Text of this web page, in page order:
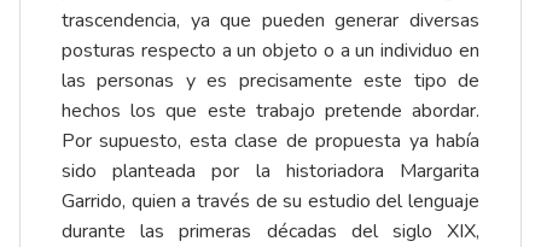
trascendencia, ya que pueden generar diversas
posturas respecto a un objeto o a un individuo en
las personas y es precisamente este tipo de
hechos los que este trabajo pretende abordar.
Por supuesto, esta clase de propuesta ya había
sido planteada por la historiadora Margarita
Garrido, quien a través de su estudio del lenguaje
durante las primeras décadas del siglo XIX,